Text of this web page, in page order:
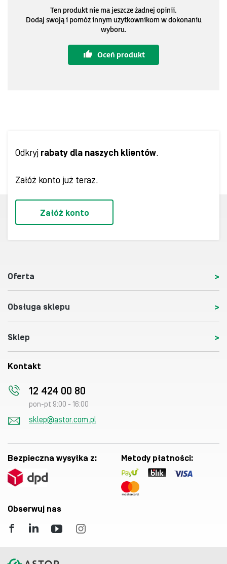
Ten produkt nie ma jeszcze żadnej opinii.
Dodaj swoją i pomóż innym użytkownikom w dokonaniu
wyboru.
Oceń produkt
Odkryj rabaty dla naszych klientów.
Załóż konto już teraz.
Załóż konto
Oferta
Obsługa sklepu
Sklep
Kontakt
12 424 00 80
pon-pt 9:00 - 16:00
sklep@astor.com.pl
Bezpieczna wysyłka z: Metody płatności:
Obserwuj nas